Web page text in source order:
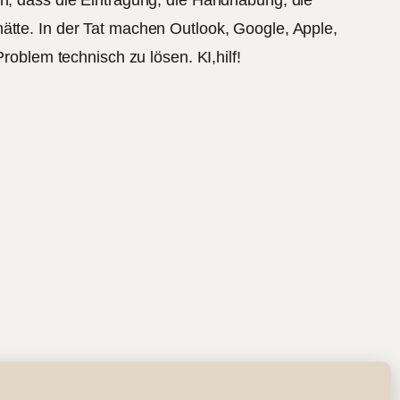
In der Tat machen Outlook, Google, Apple,
technisch zu lösen. KI,hilf!